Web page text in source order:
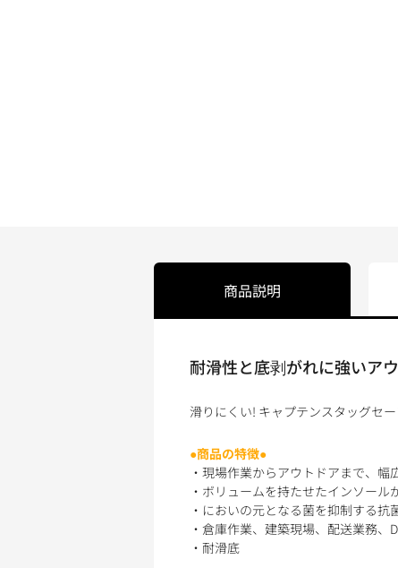
商品説明
耐滑性と底剥がれに強いア
滑りにくい! キャプテンスタッグセー
●商品の特徴●
・現場作業からアウトドアまで、
・ボリュームを持たせたインソー
・においの元となる菌を抑制する抗
・倉庫作業、建築現場、配送業務
・耐滑底